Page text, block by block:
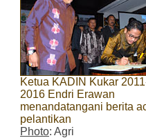
Ketua KADIN Kukar
2016 Endri Erawan
menandatangani berita
pelantikan
Photo: Agri